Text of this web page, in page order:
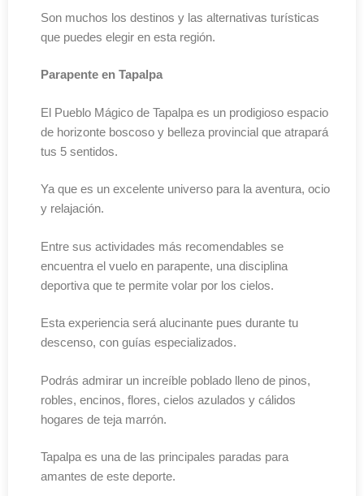
Son muchos los destinos y las alternativas turísticas
que puedes elegir en esta región.
Parapente en Tapalpa
El Pueblo Mágico de Tapalpa es un prodigioso espacio
de horizonte boscoso y belleza provincial que atrapará
tus 5 sentidos.
Ya que es un excelente universo para la aventura, ocio
y relajación.
Entre sus actividades más recomendables se
encuentra el vuelo en parapente, una disciplina
deportiva que te permite volar por los cielos.
Esta experiencia será alucinante pues durante tu
descenso, con guías especializados.
Podrás admirar un increíble poblado lleno de pinos,
robles, encinos, flores, cielos azulados y cálidos
hogares de teja marrón.
Tapalpa es una de las principales paradas para
amantes de este deporte.